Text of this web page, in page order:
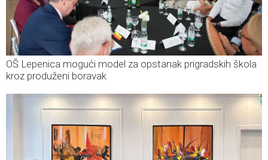
OŠ Lepenica mogući model za opstanak prigradskih škola
kroz produženi boravak